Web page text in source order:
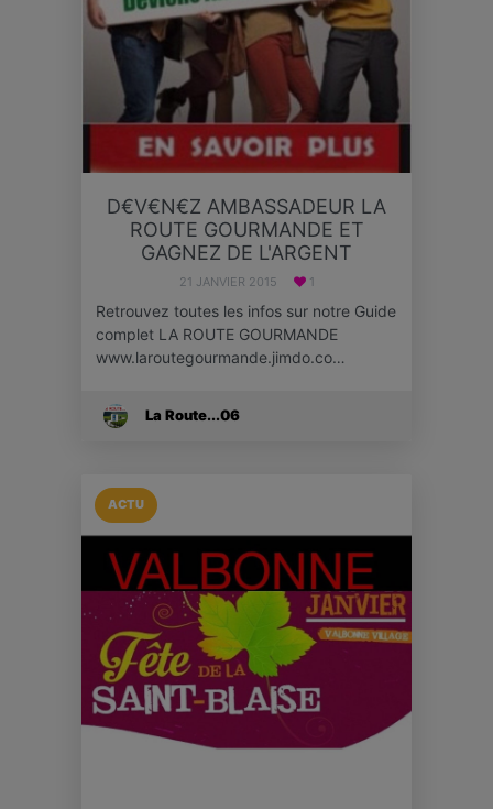
D€V€N€Z AMBASSADEUR LA
ROUTE GOURMANDE ET
GAGNEZ DE L'ARGENT
21 JANVIER 2015 1
Retrouvez toutes les infos sur notre Guide
complet LA ROUTE GOURMANDE
www.laroutegourmande.jimdo.co…
La Route...06
ACTU